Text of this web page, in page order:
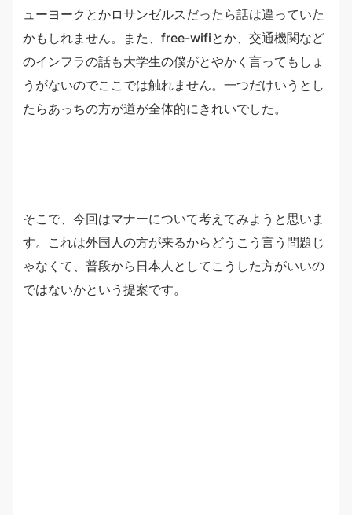
ューヨークとかロサンゼルスだったら話は違っていた
かもしれません。また、free-wifiとか、交通機関など
のインフラの話も大学生の僕がとやかく言ってもしょ
うがないのでここでは触れません。一つだけいうとし
たらあっちの方が道が全体的にきれいでした。
そこで、今回はマナーについて考えてみようと思いま
す。これは外国人の方が来るからどうこう言う問題じ
ゃなくて、普段から日本人としてこうした方がいいの
ではないかという提案です。